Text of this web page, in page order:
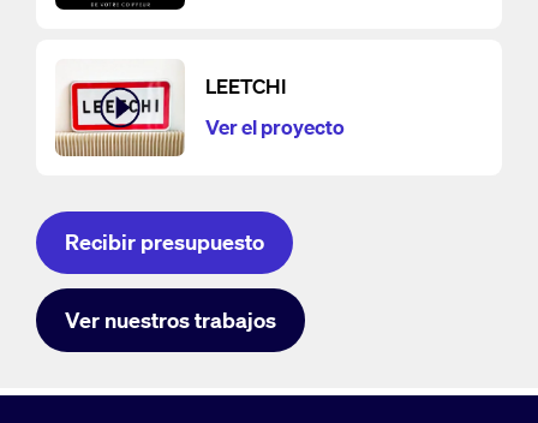
LEETCHI
Ver el proyecto
Recibir presupuesto
Ver nuestros trabajos